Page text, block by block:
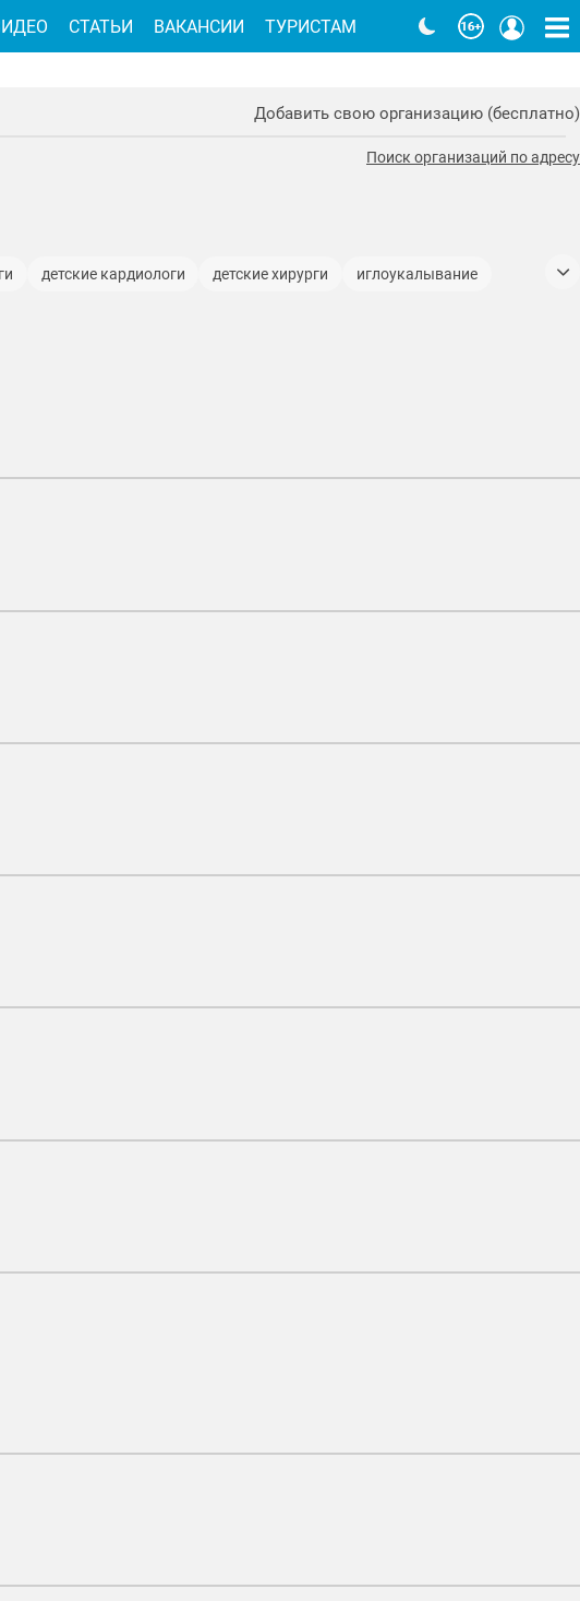
Добавить свою организацию (бесплатно)
Поиск организаций по адресу
детские кардиологи детские хирурги
иглоукалывание
СТАТЬИ ВАКАНСИИ ТУРИСТАМ